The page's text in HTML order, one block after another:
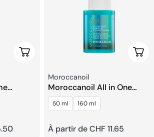
Choisissez Les Options
et
Fournisseur:
Moroccanoil
Moroccanoil All in One
Leave-In Après-
shampoing
50 ml 160 ml
Prix
À partir de CHF 11.65